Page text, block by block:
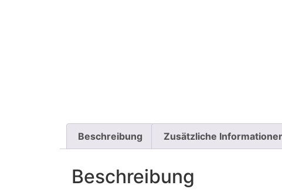
Beschreibung Zusätzliche
Beschreibung